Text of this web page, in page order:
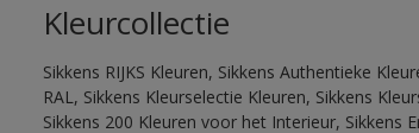
Kleurcollectie
Sikkens RIJKS Kleuren, Sikkens Authentieke
RAL, Sikkens Kleurselectie Kleuren, Sikkens
Sikkens 200 Kleuren voor het Interieur, Sikkens